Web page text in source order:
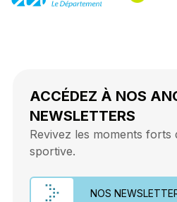
ACCÉDEZ À NOS
NEWSLETTERS
Revivez les moments forts
sportive.
NOS